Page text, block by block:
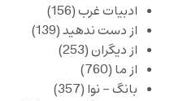
ادبیات غرب(156)
از دست ندهید(139)
از دیگران(253)
از ما (760)
بانگ – نوا (357)